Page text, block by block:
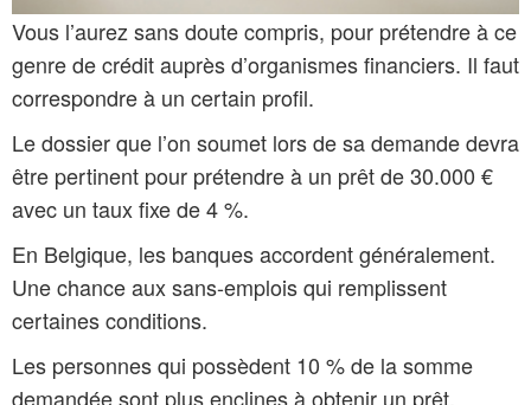
Vous l’aurez sans doute compris, pour prétendre à ce
genre de crédit auprès d’organismes financiers. Il faut
correspondre à un certain profil.
Le dossier que l’on soumet lors de sa demande devra
être pertinent pour prétendre à un prêt de 30.000 €
avec un taux fixe de 4 %.
En Belgique, les banques accordent généralement.
Une chance aux sans-emplois qui remplissent
certaines conditions.
Les personnes qui possèdent 10 % de la somme
demandée sont plus enclines à obtenir un prêt.